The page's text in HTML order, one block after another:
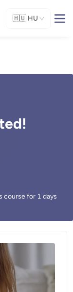
🇭🇺 HU
course for 1 days